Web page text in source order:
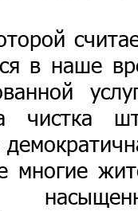
в наше
чистка
многие